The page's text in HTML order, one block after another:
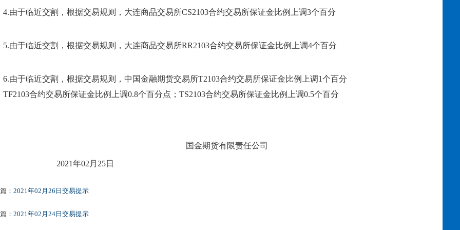
4.由于临近交割，根据交易规则， 大连商品交易所CS2103合约交易所保证金比例上调3个百分
5.由于临近交割，根据交易规则， 大连商品交易所RR2103合约交易所保证金比例上调4个百分
6.由于临近交割，根据交易规则， 中国金融期货交易所T2103合约交易所保证金比例上调1个百分
TF2103合约交易所保证金比例上调0.8个百分点；TS2103合约交易所保证金比例上调0.5个百分
国金期货有限责任公司
1年02 月 25日
： 2021年02月26日交易提示
： 2021年02月24日交易提示